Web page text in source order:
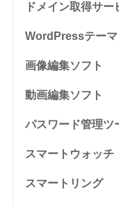
ドメイン取得サー
WordPressテーマ
画像編集ソフト
動画編集ソフト
パスワード管理ツ
スマートウォッチ
スマートリング